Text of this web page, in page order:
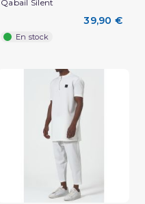
Qabail Silent
39,90 €
En stock